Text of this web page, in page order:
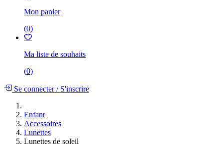
Mon panier
(0)
Ma liste de souhaits
(0)
Se connecter/S'inscrire
Enfant
Accessoires
Lunettes
Lunettes de soleil